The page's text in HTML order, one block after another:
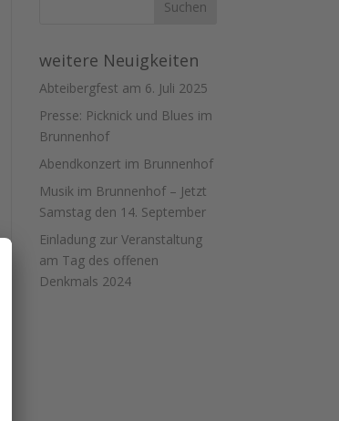
weitere Neuigkeiten
Abteibergfest am 6. Juli 2025
Presse: Picknick und Blues im
Brunnenhof
Abendkonzert im Brunnenhof
Musik im Brunnenhof – Jetzt
Samstag den 14. September
Einladung zur Veranstaltung
am Tag des offenen
Denkmals 2024